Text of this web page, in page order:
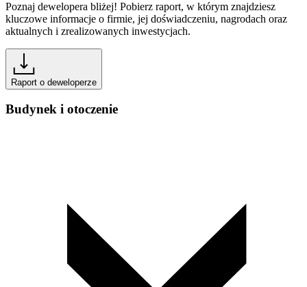
Poznaj dewelopera bliżej! Pobierz raport, w którym znajdziesz
kluczowe informacje o firmie, jej doświadczeniu, nagrodach oraz
aktualnych i zrealizowanych inwestycjach.
Raport o deweloperze
Budynek i otoczenie